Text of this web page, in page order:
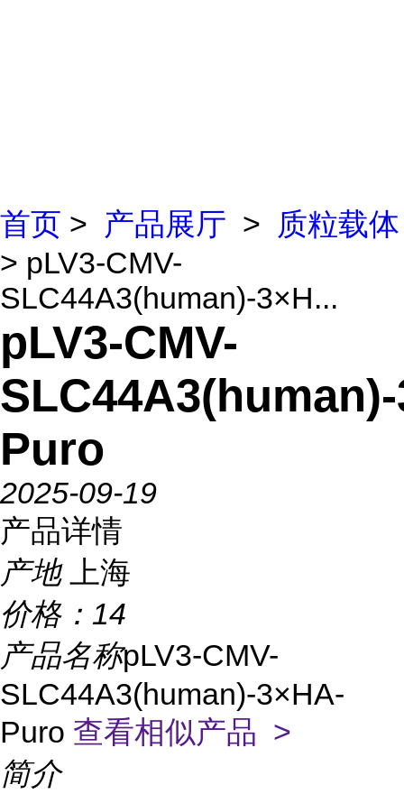
首页 > 产品展厅 >
质粒载体
> pLV3-CMV-
SLC44A3(human)-3×H...
pLV3-CMV-
Puro
2025-09-19
产品详情
产地
上海
价格： 14
产品名称pLV3-CMV-
SLC44A3(human)-3×HA-
Puro 查看相似产品 >
简介